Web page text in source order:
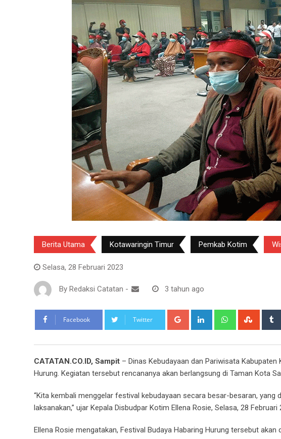
Berita Utama Kotawaringin Timur Pemkab Kotim
Selasa, 28 Februari 2023
By Redaksi Catatan - 3 tahun ago
Facebook Twitter Google+ LinkedIn Whatsapp
CATATAN.CO.ID, Sampit – Dinas Kebudayaan dan Pariwisata
Hurung. Kegiatan tersebut rencananya akan berlangsung di Taman Kota
“Kita kembali menggelar festival kebudayaan secara besar-besaran,
laksanakan,” ujar Kepala Disbudpar Kotim Ellena Rosie, Selasa, 28 Februari
Ellena Rosie mengatakan, Festival Budaya Habaring Hurung tersebut